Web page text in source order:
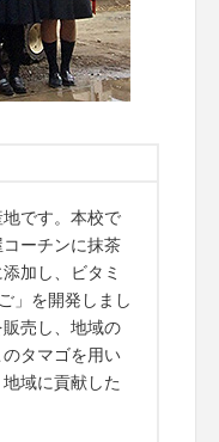
です。本校で
ーチンに抹茶
加し、ビタミ
」を開発しまし
売し、地域の
タマゴを用い
域に貢献した